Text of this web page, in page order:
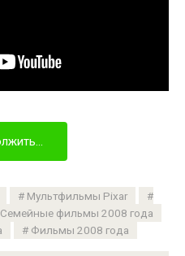
Мультфильмы Pixar
Семейные фильмы 2008 года
Фильмы 2008 года